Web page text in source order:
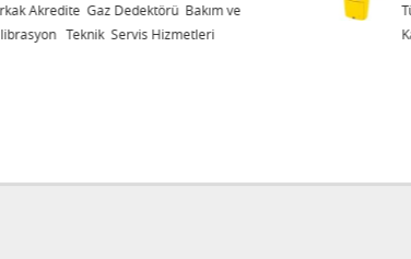
Türkak Akredite Gaz Dedektörü Bakım ve
Kalibrasyon Teknik Servis Hizmetleri